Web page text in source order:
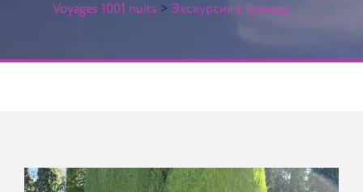
Voyages 1001 nuits > Экскурсия в Гранаду